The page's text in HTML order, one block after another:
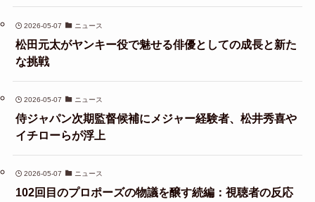
2026-05-07 ニュース
松田元太がヤンキー役で魅せる俳優としての成長と新た
な挑戦
2026-05-07 ニュース
侍ジャパン次期監督候補にメジャー経験者、松井秀喜や
イチローらが浮上
2026-05-07 ニュース
102回目のプロポーズの物議を醸す続編：視聴者の反応